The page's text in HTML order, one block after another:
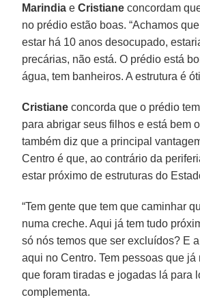
Marindia eCristiane concordam
no prédio estão boas. “Achamos
estar há 10 anos desocupado,
precárias, não está. O prédio está
água, tem banheiros. A estrutura é
Cristiane concorda que o prédio
para abrigar seus filhos e está bem
também diz que a principal
Centro é que, ao contrário da
estar próximo de estruturas do
“Tem gente que tem que caminhar
numa creche. Aqui já tem tudo
só nós temos que ser excluídos? E
aqui no Centro. Tem pessoas que já
que foram tiradas e jogadas lá para
complementa.